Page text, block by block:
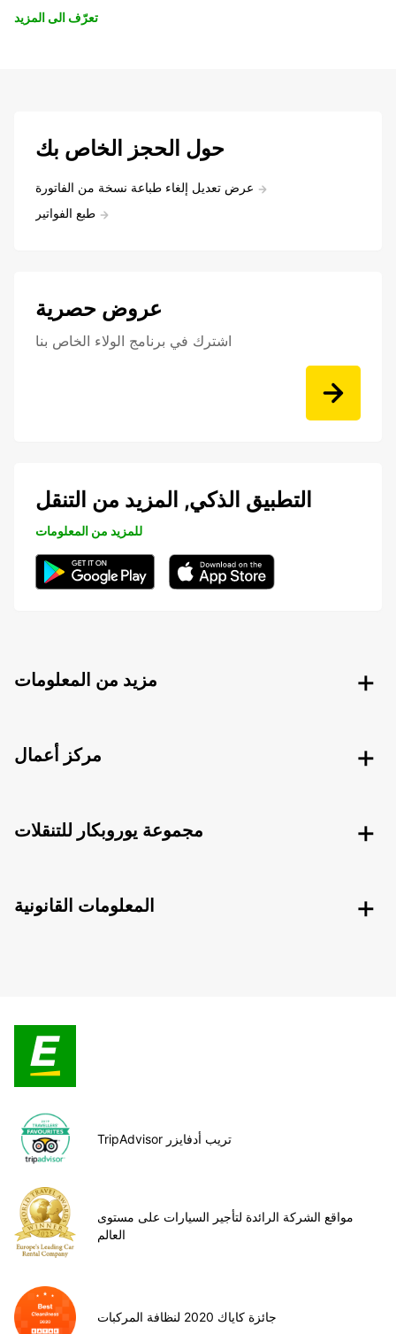
تعرّف الى المزيد
حول الحجز الخاص بك
عرض تعديل إلغاء طباعة نسخة من الفاتورة
طبع الفواتير
عروض حصرية
اشترك في برنامج الولاء الخاص بنا
التطبيق الذكي, المزيد من التنقل
للمزيد من المعلومات
مزيد من المعلومات
مركز أعمال
مجموعة يوروبكار للتنقلات
المعلومات القانونية
TripAdvisor تريب أدفايزر
مواقع الشركة الرائدة لتأجير السيارات على مستوى
العالم
جائزة كاياك 2020 لنظافة المركبات